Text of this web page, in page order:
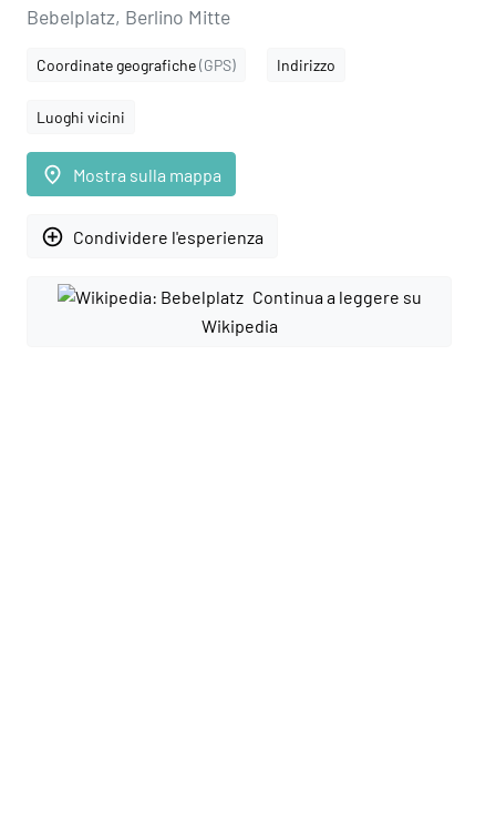
Bebelplatz, Berlino Mitte
Coordinate geografiche(GPS) Indirizzo
Luoghi vicini
place Mostra sulla mappa
add_circle_outline Condividere l'esperienza
Continua a leggere su
Wikipedia